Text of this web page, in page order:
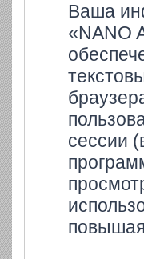
Ваша
«NANO
сессии